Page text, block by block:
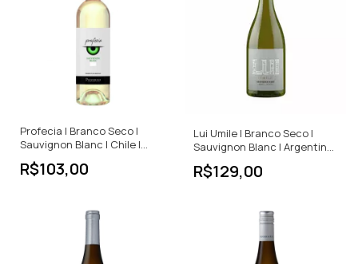
Profecia | Branco Seco |
Sauvignon Blanc | Chile |
750ml
R$103,00
Lui Umile | Branco Seco |
Sauvignon Blanc | Argentina |
R$129,00